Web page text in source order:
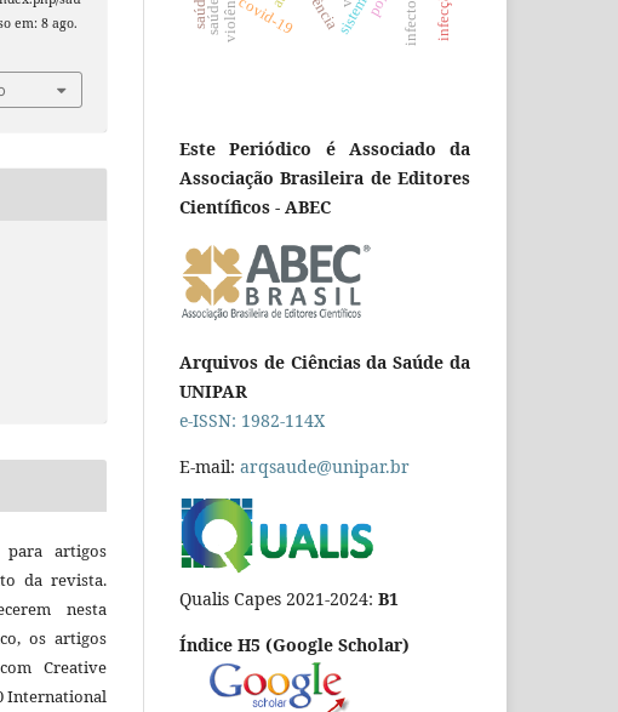
em: 8 ago.
para artigos
da revista.
nesta
os artigos
Creative
International
covid-19
Este Periódico é Associado da
Associação Brasileira de Editores
Científicos - ABEC
Arquivos de Ciências da Saúde da
UNIPAR
e-ISSN: 1982-114X
E-mail: arqsaude@unipar.br
Qualis Capes 2021-2024: B1
Índice H5 (Google Scholar)